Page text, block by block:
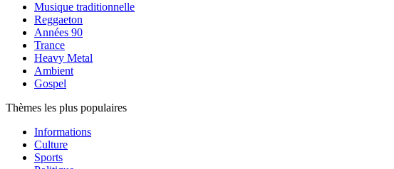
Musique traditionnelle
Reggaeton
Années 90
Trance
Heavy Metal
Ambient
Gospel
Thèmes les plus populaires
Informations
Culture
Sports